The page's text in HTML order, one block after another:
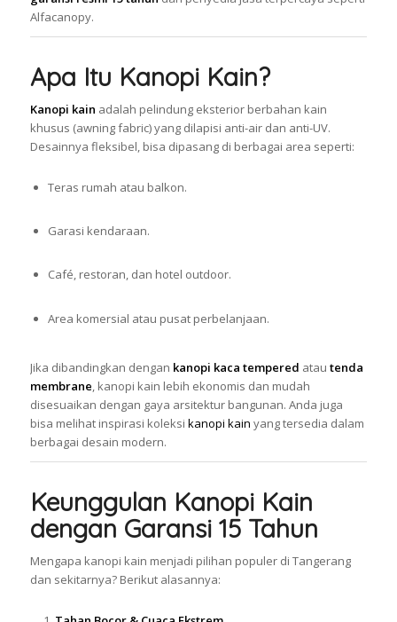
Alfacanopy.
Apa Itu Kanopi Kain?
Kanopi kain adalah pelindung eksterior berbahan kain
khusus (awning fabric) yang dilapisi anti-air dan anti-UV.
Desainnya fleksibel, bisa dipasang di berbagai area seperti:
Teras rumah atau balkon.
Garasi kendaraan.
Café, restoran, dan hotel outdoor.
Area komersial atau pusat perbelanjaan.
Jika dibandingkan dengan kanopi kaca tempered atau tenda
membrane, kanopi kain lebih ekonomis dan mudah
disesuaikan dengan gaya arsitektur bangunan. Anda juga
bisa melihat inspirasi koleksi kanopi kain yang tersedia dalam
berbagai desain modern.
Keunggulan Kanopi Kain
dengan Garansi 15 Tahun
Mengapa kanopi kain menjadi pilihan populer di Tangerang
dan sekitarnya? Berikut alasannya: